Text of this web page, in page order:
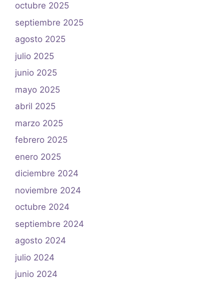
octubre 2025
septiembre 2025
agosto 2025
julio 2025
junio 2025
mayo 2025
abril 2025
marzo 2025
febrero 2025
enero 2025
diciembre 2024
noviembre 2024
octubre 2024
septiembre 2024
agosto 2024
julio 2024
junio 2024